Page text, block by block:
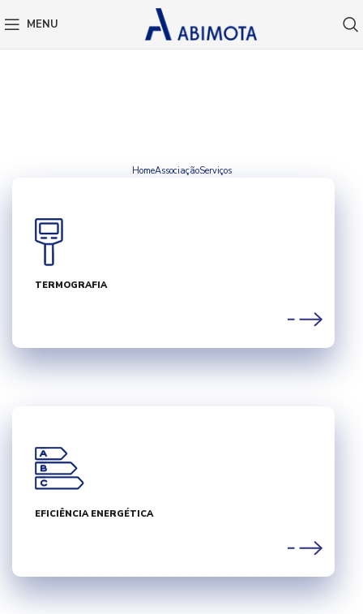
MENU
HomeAssociaçãoServiços
TERMOGRAFIA
EFICIÊNCIA ENERGÉTICA